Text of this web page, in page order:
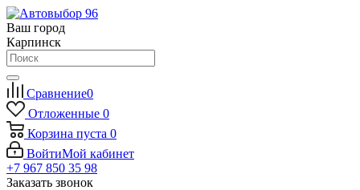
Ваш город
Карпинск
Сравнение0
Отложенные 0
Корзина пуста 0
ВойтиМой кабинет
+7 967 850 35 98
Заказать звонок